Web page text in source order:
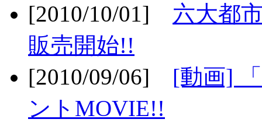
[2010/10/01] 六大都
販売開始!!
[2010/09/06] [動画]
ントMOVIE!!